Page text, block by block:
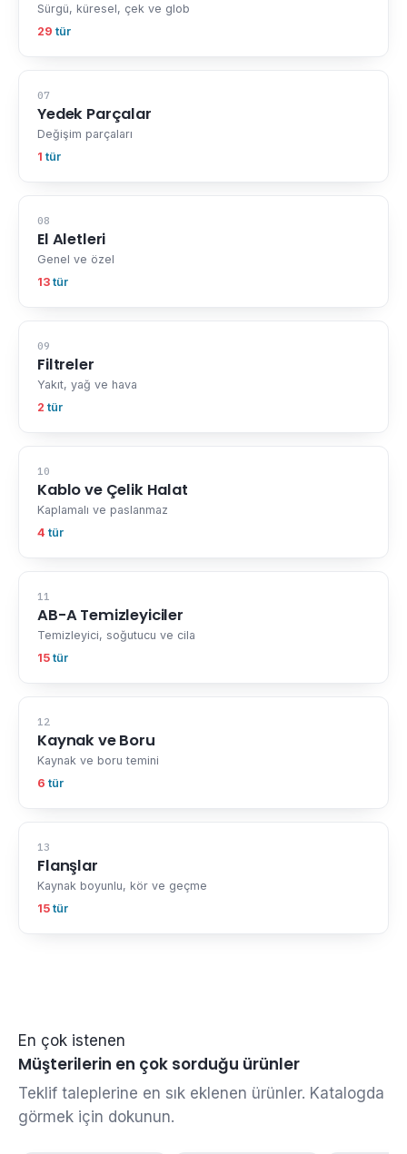
Sürgü, küresel, çek ve glob
29 tür
07
Yedek Parçalar
Değişim parçaları
1 tür
08
El Aletleri
Genel ve özel
13 tür
09
Filtreler
Yakıt, yağ ve hava
2 tür
10
Kablo ve Çelik Halat
Kaplamalı ve paslanmaz
4 tür
11
AB-A Temizleyiciler
Temizleyici, soğutucu ve cila
15 tür
12
Kaynak ve Boru
Kaynak ve boru temini
6 tür
13
Flanşlar
Kaynak boyunlu, kör ve geçme
15 tür
En çok istenen
Müşterilerin en çok sorduğu ürünler
Teklif taleplerine en sık eklenen ürünler. Katalogda
görmek için dokunun.